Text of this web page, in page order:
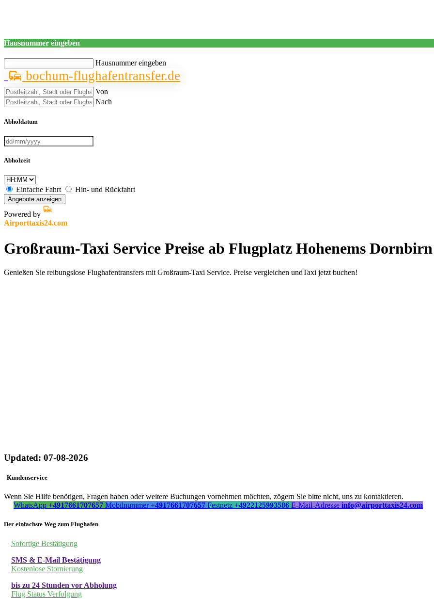
Hausnummer eingeben
Hausnummer eingeben
bochum-flughafentransfer.de
Von
Nach
Abholdatum
Abholzeit
Einfache Fahrt Hin- und Rückfahrt
Angebote anzeigen
Powered by
Airporttaxis24.com
Großraum-Taxi Service Preise ab Flugplatz Hohenems
Genießen Sie reibungslose Flughafentransfers mit Großraum-Taxi Service. Preise vergleichen undTaxi jetzt buchen!
Updated: 07-08-2026
Kundenservice
Wenn Sie Hilfe benötigen, Fragen haben oder weitere Buchungen vornehmen möchten, zögern Sie bitte nicht, uns zu kontaktieren.
WhatsApp +4917661707657 Mobilnummer +4917661707657 Festnetz +4922125993586 E-Mail-Adresse info@airporttaxis24.com
Der einfachste Weg zum Flughafen
Sofortige Bestätigung
SMS & E-Mail Bestätigung
Kostenlose Stornierung
bis zu 24 Stunden vor Abholung
Flug Status Verfolgung